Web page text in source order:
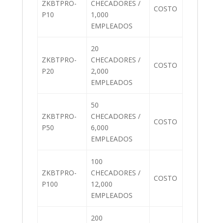
ZKBTPRO-
P10
CHECADORES /
1,000
EMPLEADOS
COSTO
ZKBTPRO-
P20
20
CHECADORES /
2,000
EMPLEADOS
COSTO
ZKBTPRO-
P50
50
CHECADORES /
6,000
EMPLEADOS
COSTO
ZKBTPRO-
P100
100
CHECADORES /
12,000
EMPLEADOS
COSTO
200